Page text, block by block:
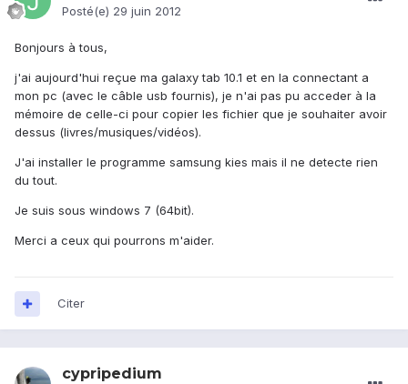
Posté(e) 29 juin 2012
Bonjours à tous,
j'ai aujourd'hui reçue ma galaxy tab 10.1 et en la connectant a
mon pc (avec le câble usb fournis), je n'ai pas pu acceder à la
mémoire de celle-ci pour copier les fichier que je souhaiter avoir
dessus (livres/musiques/vidéos).
J'ai installer le programme samsung kies mais il ne detecte rien
du tout.
Je suis sous windows 7 (64bit).
Merci a ceux qui pourrons m'aider.
Citer
cypripedium